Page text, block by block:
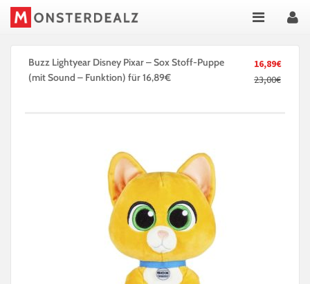
16,89€
23,00€
Buzz Lightyear Disney Pixar – Sox Stoff-Puppe
(mit Sound – Funktion) für 16,89€